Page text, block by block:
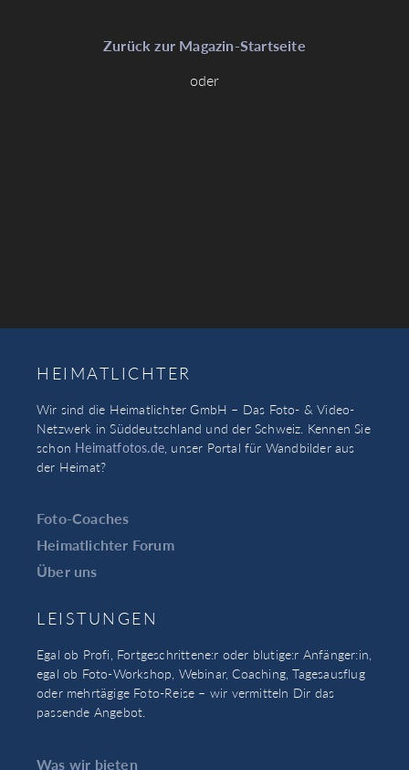
Zurück zur Magazin-Startseite
oder
HEIMATLICHTER
Wir sind die Heimatlichter GmbH – Das Foto- & Video-
Netzwerk in Süddeutschland und der Schweiz. Kennen Sie
schon Heimatfotos.de , unser Portal für Wandbilder aus
der Heimat?
Foto-Coaches
Heimatlichter Forum
Über uns
LEISTUNGEN
Egal ob Profi, Fortgeschrittene:r oder blutige:r Anfänger:in,
egal ob Foto-Workshop, Webinar, Coaching, Tagesausflug
oder mehrtägige Foto-Reise – wir vermitteln Dir das
passende Angebot.
Was wir bieten